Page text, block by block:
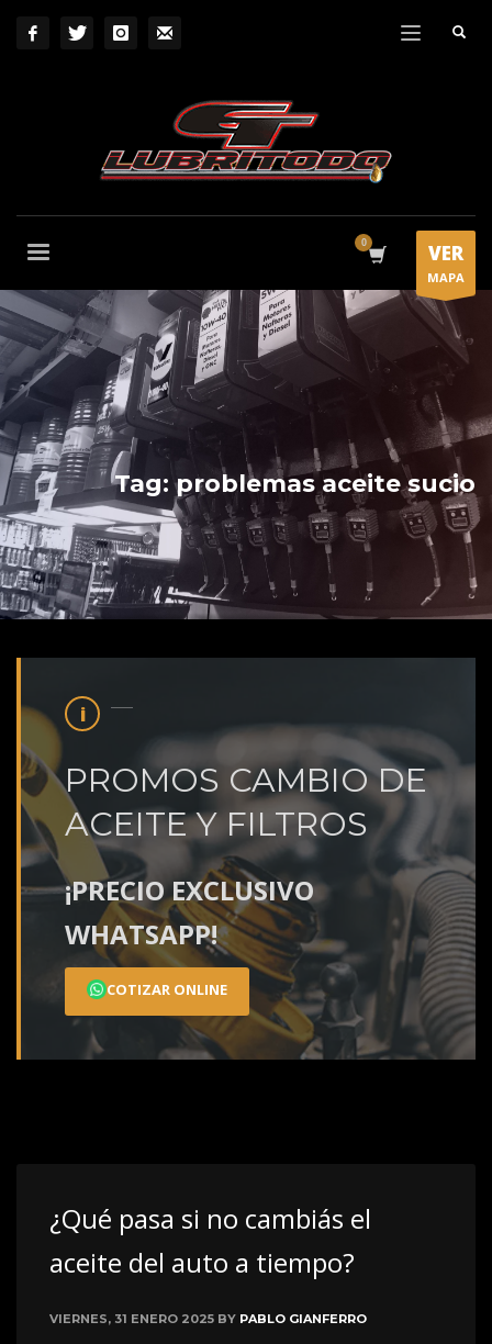
VER
MAPA
Tag: problemas aceite sucio
PROMOS CAMBIO DE
ACEITE Y FILTROS
¡PRECIO EXCLUSIVO
WHATSAPP!
COTIZAR ONLINE
¿Qué pasa si no cambiás el
aceite del auto a tiempo?
VIERNES, 31 ENERO 2025 BY PABLO GIANFERRO